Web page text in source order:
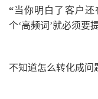
“当你明白了客户
个‘高频词 ’就必须要
不知道怎么转化成问